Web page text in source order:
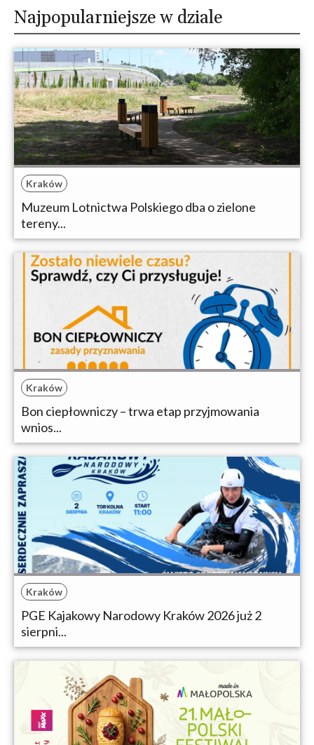
Najpopularniejsze w dziale
Kraków
Muzeum Lotnictwa Polskiego dba o zielone
tereny...
Kraków
Bon ciepłowniczy – trwa etap przyjmowania
wnios...
Kraków
PGE Kajakowy Narodowy Kraków 2026 już 2
sierpni...